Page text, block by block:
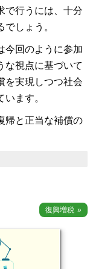
で行うには、十分
しょう。
今回のように参加
な視点に基づいて
を実現しつつ社会
ます。
帰と正当な補償の
復興増税